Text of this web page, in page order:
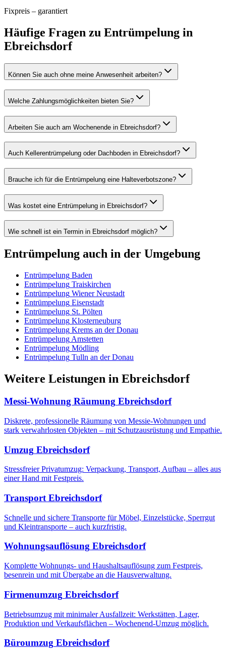
Fixpreis – garantiert
Häufige Fragen zu Entrümpelung in
Ebreichsdorf
Können Sie auch ohne meine Anwesenheit arbeiten?
Welche Zahlungsmöglichkeiten bieten Sie?
Arbeiten Sie auch am Wochenende in Ebreichsdorf?
Auch Kellerentrümpelung oder Dachboden in Ebreichsdorf?
Brauche ich für die Entrümpelung eine Halteverbotszone?
Was kostet eine Entrümpelung in Ebreichsdorf?
Wie schnell ist ein Termin in Ebreichsdorf möglich?
Entrümpelung auch in der Umgebung
Entrümpelung Baden
Entrümpelung Traiskirchen
Entrümpelung Wiener Neustadt
Entrümpelung Eisenstadt
Entrümpelung St. Pölten
Entrümpelung Klosterneuburg
Entrümpelung Krems an der Donau
Entrümpelung Amstetten
Entrümpelung Mödling
Entrümpelung Tulln an der Donau
Weitere Leistungen in Ebreichsdorf
Messi-Wohnung Räumung Ebreichsdorf
Diskrete, professionelle Räumung von Messie-Wohnungen und
stark verwahrlosten Objekten – mit Schutzausrüstung und Empathie.
Umzug Ebreichsdorf
Stressfreier Privatumzug: Verpackung, Transport, Aufbau – alles aus
einer Hand mit Festpreis.
Transport Ebreichsdorf
Schnelle und sichere Transporte für Möbel, Einzelstücke, Sperrgut
und Kleintransporte – auch kurzfristig.
Wohnungsauflösung Ebreichsdorf
Komplette Wohnungs- und Haushaltsauflösung zum Festpreis,
besenrein und mit Übergabe an die Hausverwaltung.
Firmenumzug Ebreichsdorf
Betriebsumzug mit minimaler Ausfallzeit: Werkstätten, Lager,
Produktion und Verkaufsflächen – Wochenend-Umzug möglich.
Büroumzug Ebreichsdorf